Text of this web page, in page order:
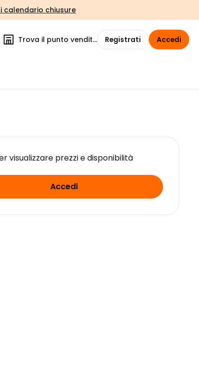
calendario chiusure
Trova il punto vendita Registrati Accedi
visualizzare prezzi e disponibilità
Accedi